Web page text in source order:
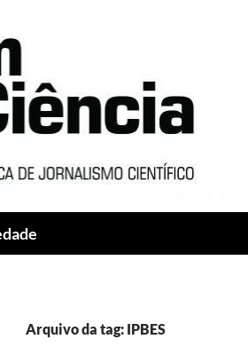
Arquivo da tag: IPBES